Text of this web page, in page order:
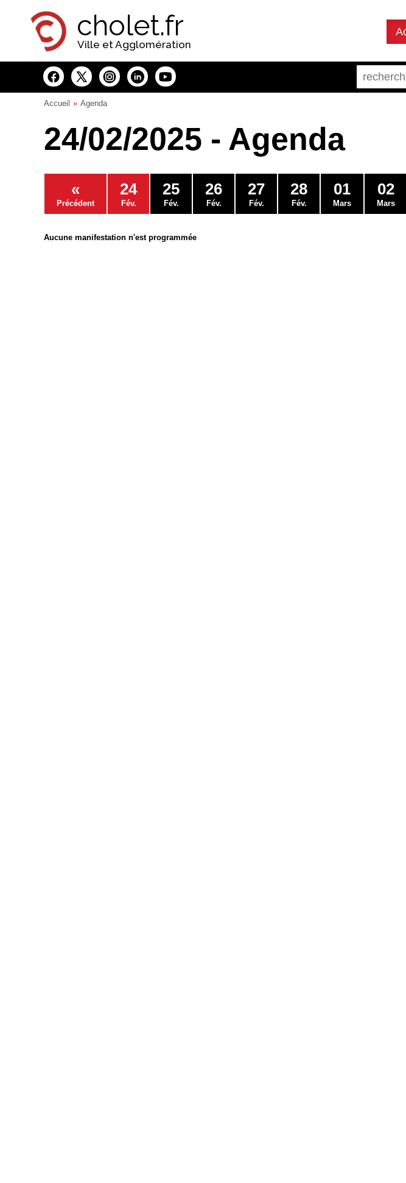
cholet.fr
Ville et Agglomération
Accueil Agenda
24/02/2025 - Agenda
«
Précédent
24
Fév.
25
Fév.
26
Fév.
27
Fév.
28
Fév.
01
Mars
02
Mars
Aucune manifestation n'est programmée